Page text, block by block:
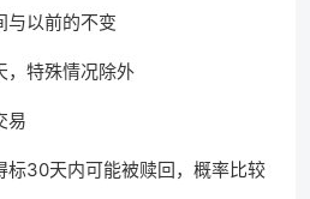
与以前的不变
特殊情况除外
易
标30天内可能被赎回，概率比较